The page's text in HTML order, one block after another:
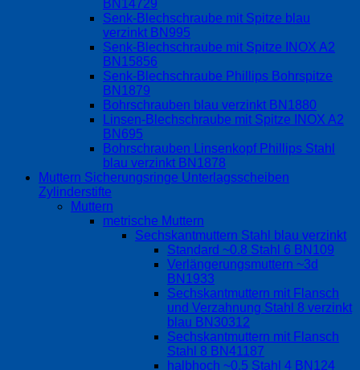
BN14729
Senk-Blechschraube mit Spitze blau
verzinkt BN995
Senk-Blechschraube mit Spitze INOX A2
BN15856
Senk-Blechschraube Phillips Bohrspitze
BN1879
Bohrschrauben blau verzinkt BN1880
Linsen-Blechschraube mit Spitze INOX A2
BN695
Bohrschrauben Linsenkopf Phillips Stahl
blau verzinkt BN1878
Muttern Sicherungsringe Unterlagsscheiben
Zylinderstifte
Muttern
metrische Muttern
Sechskantmuttern Stahl blau verzinkt
Standard ~0.8 Stahl 6 BN109
Verlängerungsmuttern ~3d
BN1933
Sechskantmuttern mit Flansch
und Verzahnung Stahl 8 verzinkt
blau BN30312
Sechskantmuttern mit Flansch
Stahl 8 BN41187
halbhoch ~0.5 Stahl 4 BN124